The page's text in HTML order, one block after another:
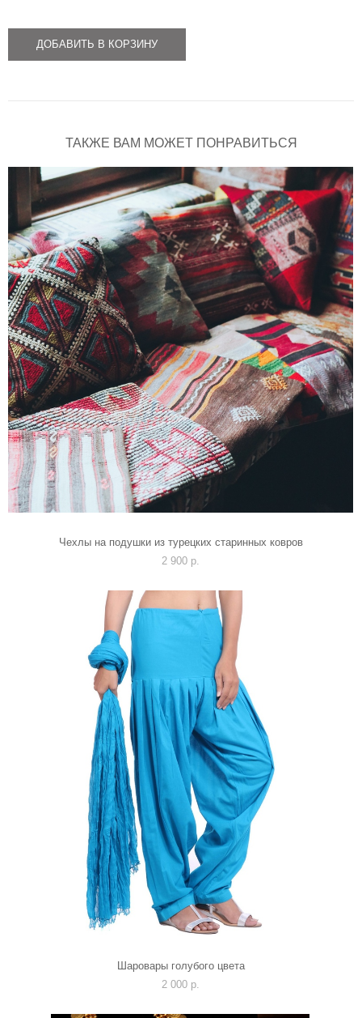
ДОБАВИТЬ В КОРЗИНУ
ТАКЖЕ ВАМ МОЖЕТ ПОНРАВИТЬСЯ
Чехлы на подушки из турецких старинных ковров
2 900 p.
Шаровары голубого цвета
2 000 p.